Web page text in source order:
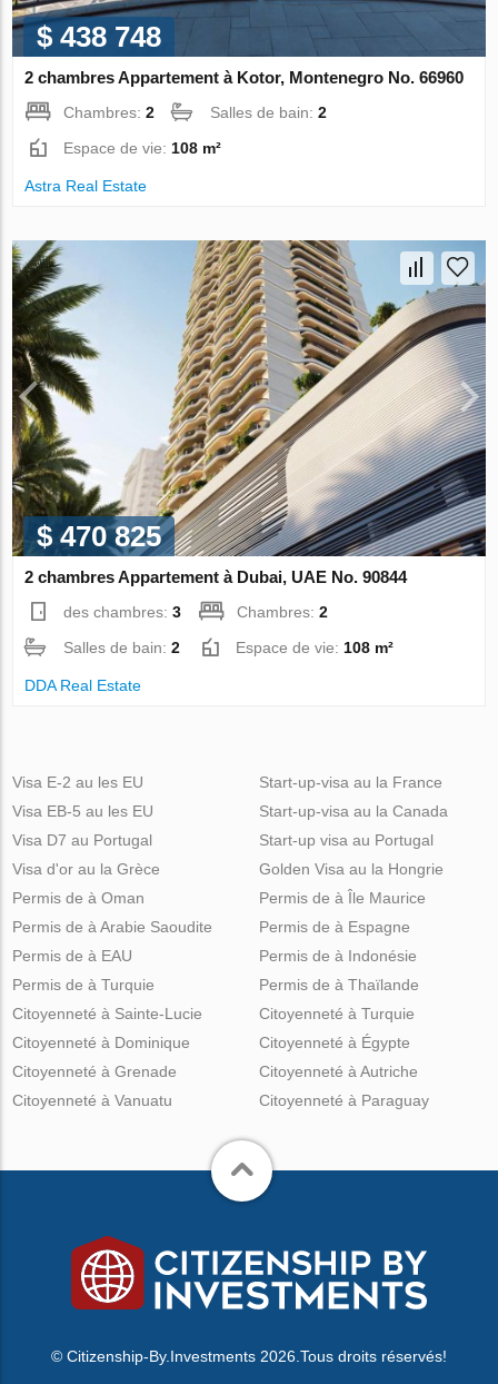
$ 438 748
2 chambres Appartement à Kotor, Montenegro No. 66960
Chambres:2 Salles de bain:2
Espace de vie: 108 m²
Astra Real Estate
$ 470 825
2 chambres Appartement à Dubai, UAE No. 90844
des chambres:3 Chambres:2
Salles de bain:2 Espace de vie: 108 m²
DDA Real Estate
Visa E-2 au les EU
Visa EB-5 au les EU
Visa D7 au Portugal
Visa d'or au la Grèce
Start-up-visa au la France
Start-up-visa au la Canada
Start-up visa au Portugal
Golden Visa au la Hongrie
Permis de à Oman
Permis de à Arabie Saoudite
Permis de à EAU
Permis de à Turquie
Permis de à Île Maurice
Permis de à Espagne
Permis de à Indonésie
Permis de à Thaïlande
Citoyenneté à Sainte-Lucie
Citoyenneté à Dominique
Citoyenneté à Grenade
Citoyenneté à Vanuatu
Citoyenneté à Turquie
Citoyenneté à Égypte
Citoyenneté à Autriche
Citoyenneté à Paraguay
© Citizenship-By.Investments 2026.Tous droits réservés!